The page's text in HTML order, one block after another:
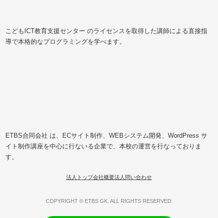
こどもICT教育支援センター のライセンスを取得した講師による直接指
導で本格的なプログラミングを学べます。
ETBS合同会社 は、ECサイト制作、WEBシステム開発、WordPress サ
イト制作講座を中心に行ないる企業で、本校の運営を行なっておりま
す。
法人トップ会社概要法人問い合わせ
COPYRIGHT © ETBS GK. ALL RIGHTS RESERVED.